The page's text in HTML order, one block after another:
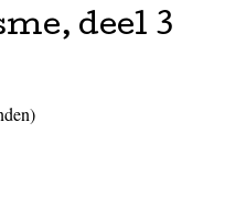
deel 3